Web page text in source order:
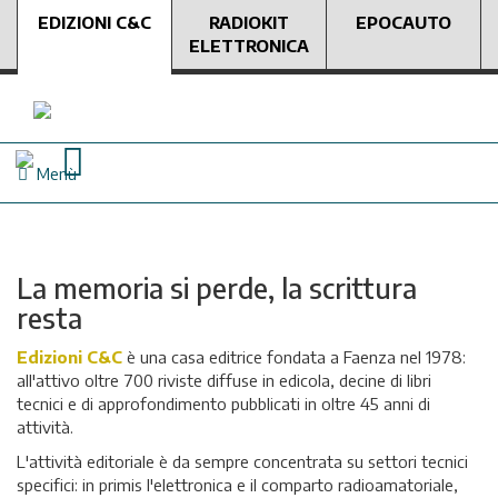
EDIZIONI C&C
RADIOKIT
ELETTRONICA
EPOCAUTO
Menù
La memoria si perde, la scrittura
resta
Edizioni C&C è una casa editrice fondata a Faenza nel 1978:
all'attivo oltre 700 riviste diffuse in edicola, decine di libri
tecnici e di approfondimento pubblicati in oltre 45 anni di
attività.
L'attività editoriale è da sempre concentrata su settori tecnici
specifici: in primis l'elettronica e il comparto radioamatoriale,